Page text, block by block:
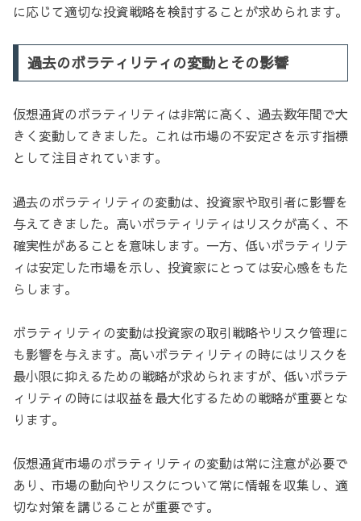
に応じて適切な投資戦略を検討することが求められます。
過去のボラティリティの変動とその影響
仮想通貨のボラティリティは非常に高く、過去数年間で大
きく変動してきました。これは市場の不安定さを示す指標
として注目されています。
過去のボラティリティの変動は、投資家や取引者に影響を
与えてきました。高いボラティリティはリスクが高く、不
確実性があることを意味します。一方、低いボラティリテ
ィは安定した市場を示し、投資家にとっては安心感をもた
らします。
ボラティリティの変動は投資家の取引戦略やリスク管理に
も影響を与えます。高いボラティリティの時にはリスクを
最小限に抑えるための戦略が求められますが、低いボラテ
ィリティの時には収益を最大化するための戦略が重要とな
ります。
仮想通貨市場のボラティリティの変動は常に注意が必要で
あり、市場の動向やリスクについて常に情報を収集し、適
切な対策を講じることが重要です。